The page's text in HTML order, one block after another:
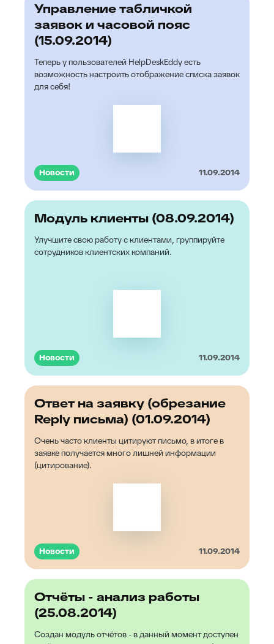
Управление табличкой
заявок и часовой пояс
(15.09.2014)
Теперь у пользователей HelpDeskEddy есть
возможность настроить отображение списка заявок
для себя!
Новости 11.09.2014
Модуль клиенты (08.09.2014)
Улучшите свою работу с клиентами, группируйте
сотрудников клиентских компаний.
Новости 11.09.2014
Ответ на заявку (обрезание
Reply письма) (01.09.2014)
Очень часто клиенты цитируют письмо, в итоге в
заявке получается много лишней информации
(цитирование).
Новости 11.09.2014
Отчёты - анализ работы
(25.08.2014)
Создан модуль отчётов - в данный момент доступен